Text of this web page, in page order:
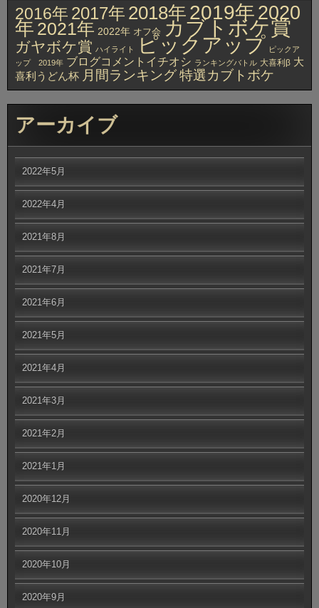
2016年 2017年 2018年 2019年2020
年 2021年 2022年 オフ会 カブトボケ賞
ガヤボケ賞 ハイライト ピックアップ ピックア
ップ 2019年 ブログコメントイチオシ ランキングバトル 大喜利β 大
喜利うどん杯 月間ランキング特選カブトボケ
アーカイブ
2022年5月
2022年4月
2021年8月
2021年7月
2021年6月
2021年5月
2021年4月
2021年3月
2021年2月
2021年1月
2020年12月
2020年11月
2020年10月
2020年9月